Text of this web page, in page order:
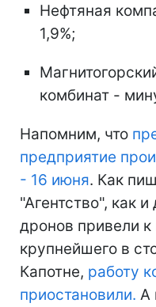
Нефтяная
1,9%;
комбинат -
Напомним, что
предприятие
- 16 июня. Как
"Агентство", как
дронов привели
крупнейшего в
Капотне, работу
приостановили. А